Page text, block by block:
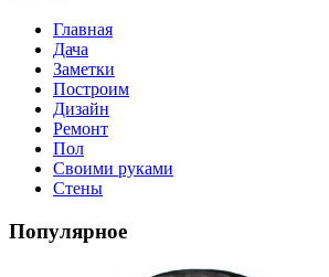
Главная
Дача
Заметки
Построим
Дизайн
Ремонт
Пол
Своими руками
Стены
Популярное